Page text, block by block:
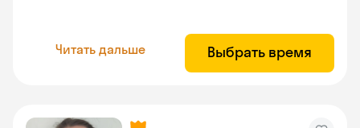
Читать дальше Выбрать время